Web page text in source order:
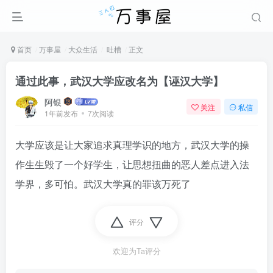
首页 万事屋 大众生活 吐槽 正文
通过此事，武汉大学应改名为【诬汉大学】
阿银
1年前发布 7次阅读
关注 私信
大学应该是让大家追求真理学识的地方，武汉大学的操
作生生毁了一个好学生，让思想扭曲的恶人差点进入法
学界，多可怕。武汉大学真的罪该万死了
评分
欢迎为Ta评分